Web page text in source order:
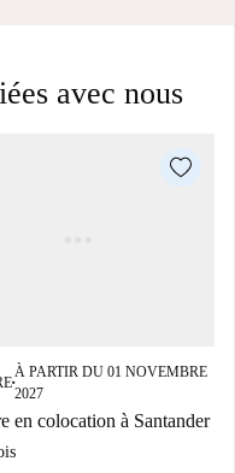
avec nous
■
À PARTIR DU 01 NOVEMBRE
2027
en colocation à Santander